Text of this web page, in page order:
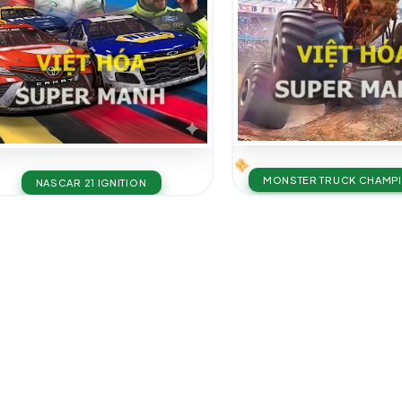
NASCAR 21 IGNITION MONSTER TRUCK